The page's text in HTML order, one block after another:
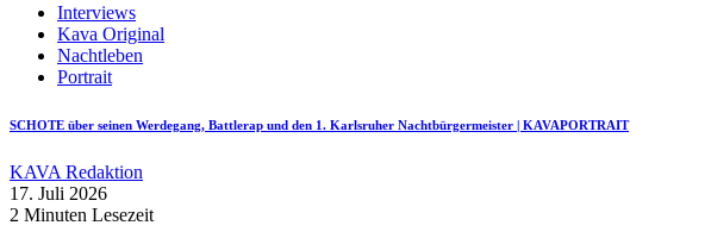
Interviews
Kava Original
Nachtleben
Portrait
SCHOTE über seinen Werdegang, Battlerap und den 1. Karlsruher Nachtbürgermeister | KAVAPORTRAIT
KAVA Redaktion
17. Juli 2026
2 Minuten Lesezeit